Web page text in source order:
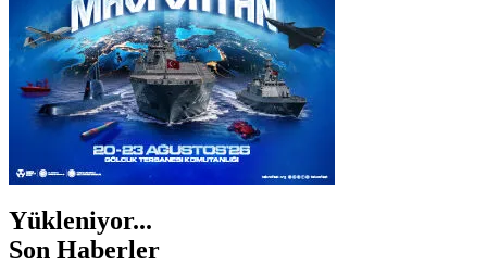
Yükleniyor...
Son Haberler